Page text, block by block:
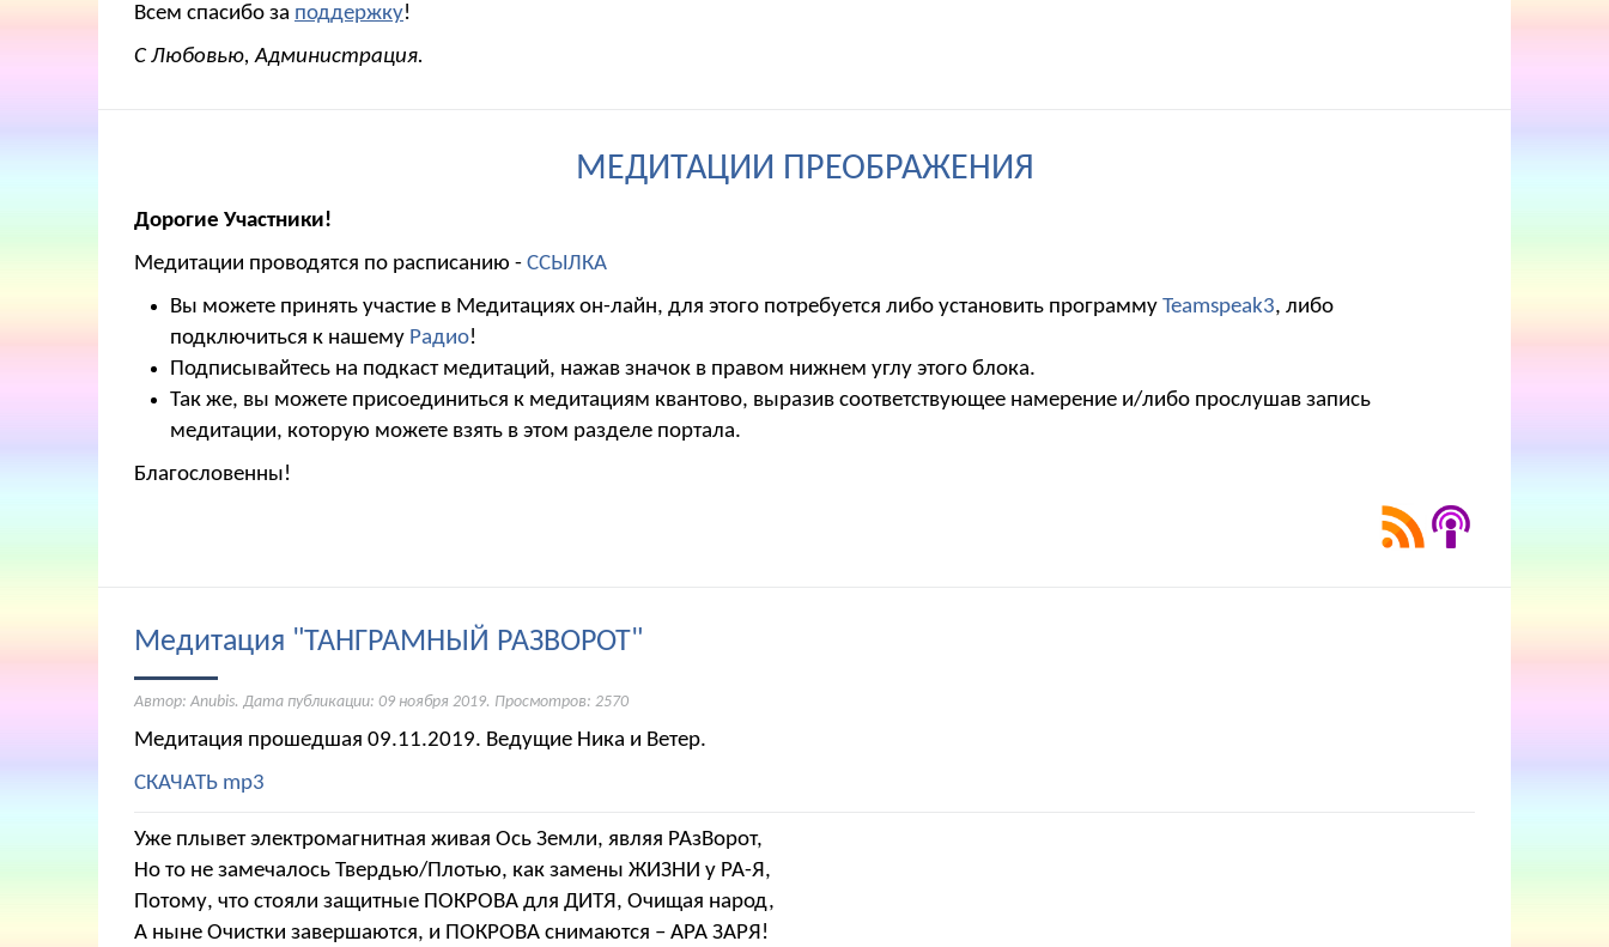
Всем спасибо за поддержку!
С Любовью, Администрация.
МЕДИТАЦИИ ПРЕОБРАЖЕНИЯ
Дорогие Участники!
Медитации проводятся по расписанию - ССЫЛКА
Вы можете принять участие в Медитациях он-лайн, для этого потребуется либо установить программу Teamspeak3, либо
подключиться к нашему Радио!
Подписывайтесь на подкаст медитаций, нажав значок в правом нижнем углу этого блока.
Так же, вы можете присоединиться к медитациям квантово, выразив соответствующее намерение и/либо прослушав запись
медитации, которую можете взять в этом разделе портала.
Благословенны!
Медитация "ТАНГРАМНЫЙ РАЗВОРОТ"
Автор: Anubis. Дата публикации: 09 ноября 2019. Просмотров: 2570
Медитация прошедшая 09.11.2019. Ведущие Ника и Ветер.
СКАЧАТЬ mp3
Уже плывет электромагнитная живая Ось Земли, являя РАзВорот,
Но то не замечалось Твердью/Плотью, как замены ЖИЗНИ у РА-Я,
Потому, что стояли защитные ПОКРОВА для ДИТЯ, Очищая народ,
А ныне Очистки завершаются, и ПОКРОВА снимаются – АРА ЗАРЯ!